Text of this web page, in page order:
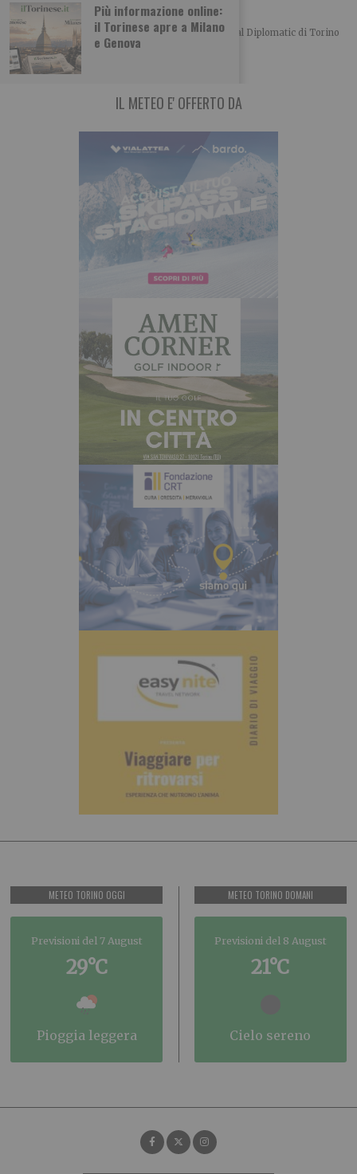
Più informazione online:
il Torinese apre a Milano
e Genova
L’importanza del centro in politica
Merlo, Nallo e Giachino a confronto Bel convegno al Diplomatic di Torino
organizzato dalla UDC torinese
IL METEO E' OFFERTO DA
METEO TORINO OGGI
Previsioni del 7 August
29°C
pioggia leggera
METEO TORINO DOMANI
Previsioni del 8 August
21°C
cielo sereno